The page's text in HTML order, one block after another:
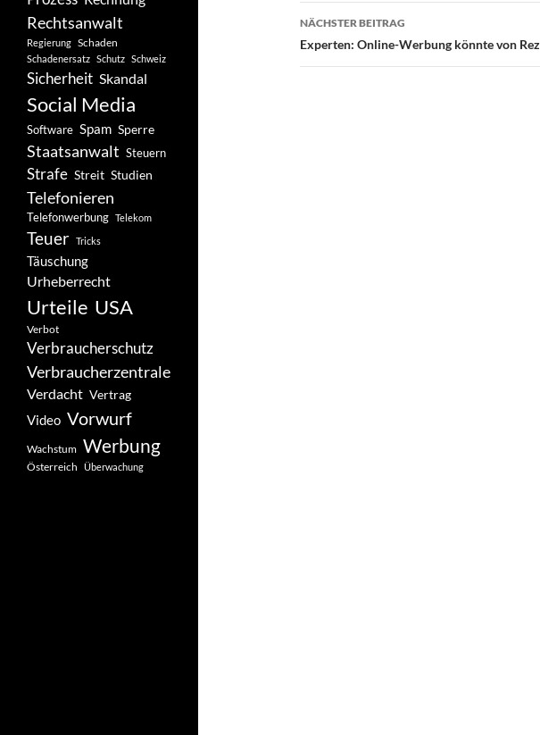
NÄCHSTER BEITRAG
Experten: Online-Werbung könnte von
Rechtsanwalt
Regierung Schaden
Schadenersatz Schutz Schweiz
Sicherheit Skandal
Social Media
Software Spam Sperre
Staatsanwalt Steuern
Strafe Streit Studien
Telefonieren
Telefonwerbung Telekom
Teuer Tricks
Täuschung
Urheberrecht
Urteile USA
Verbot
Verbraucherschutz
Verbraucherzentrale
Verdacht Vertrag
Video Vorwurf
Wachstum Werbung
Österreich Überwachung